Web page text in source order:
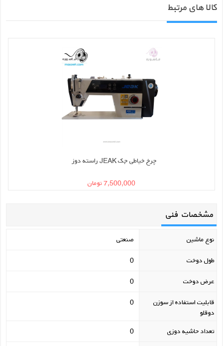
کالا های مرتبط
چرخ خیاطی جک JEAK راسته دوز
7,500,000 تومان
مشخصات فنی
نوع ماشین صنعتی
طول دوخت 0
عرض دوخت 0
قابلیت استفاده از سوزن
دوقلو
0
تعداد حاشیه دوزی 0